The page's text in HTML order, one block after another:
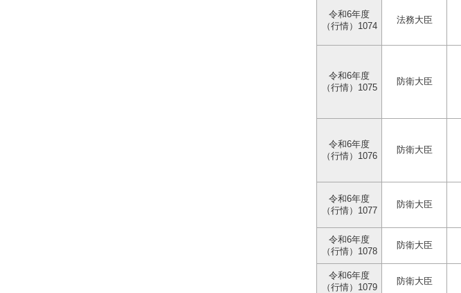
令和6年度
（行情）1074
法務大臣
令和6年度
（行情）1075
防衛大臣
令和6年度
（行情）1076
防衛大臣
令和6年度
（行情）1077
防衛大臣
令和6年度
（行情）1078
防衛大臣
令和6年度
（行情）1079
防衛大臣